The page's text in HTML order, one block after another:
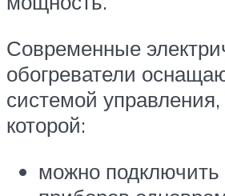
Современные
обогреватели
системой
которой:
можно подключить